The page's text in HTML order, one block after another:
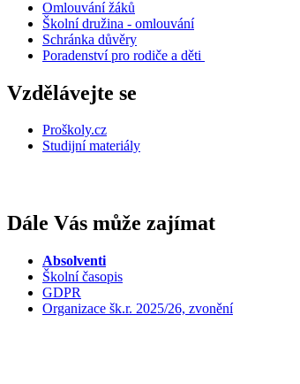
Omlouvání žáků
Školní družina - omlouvání
Schránka důvěry
Poradenství pro rodiče a děti
Vzdělávejte se
Proškoly.cz
Studijní materiály
Dále Vás může zajímat
Absolventi
Školní časopis
GDPR
Organizace šk.r. 2025/26, zvonění